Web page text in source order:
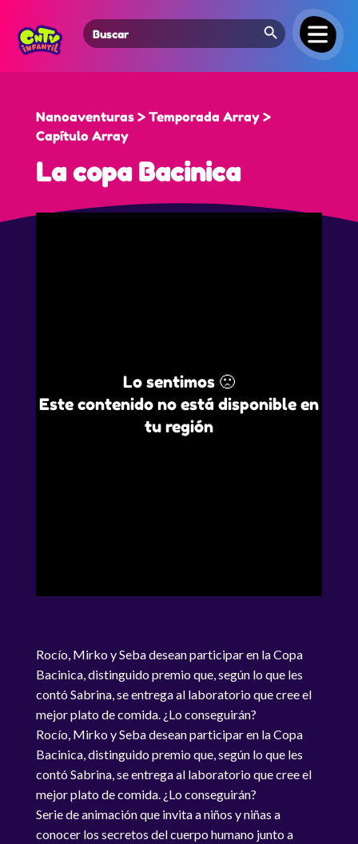
Search
for:
Search Button
Nanoaventuras > Temporada Array >
Capítulo Array
La copa Bacinica
Lo sentimos 🙁
Este contenido no está disponible en
tu región
Rocío, Mirko y Seba desean participar en la Copa
Bacinica, distinguido premio que, según lo que les
contó Sabrina, se entrega al laboratorio que cree el
mejor plato de comida. ¿Lo conseguirán?
Rocío, Mirko y Seba desean participar en la Copa
Bacinica, distinguido premio que, según lo que les
contó Sabrina, se entrega al laboratorio que cree el
mejor plato de comida. ¿Lo conseguirán?
Serie de animación que invita a niños y niñas a
conocer los secretos del cuerpo humano junto a